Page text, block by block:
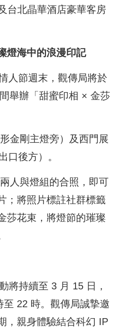
台北晶華酒店豪華客房
燈海中的浪漫印記
人節週末，觀傳局將於
舉辦「甜蜜印相 × 金莎
金剛主燈旁）及西門展
口後方）。
人與燈組的合照，即可
；將照片標註社群標籤
莎花束，將燈節的璀璨
將持續至 3 月 15 日，
22 時。觀傳局誠摯邀
，親身體驗結合科幻 IP